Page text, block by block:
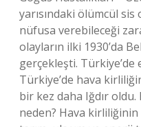
yarısındaki ölümcül
nüfusa verebileceği
olayların ilki 1930’da
gerçekleşti. Türkiye’de
Türkiye’de hava
bir kez daha Iğdır
neden? Hava kirliliğinin